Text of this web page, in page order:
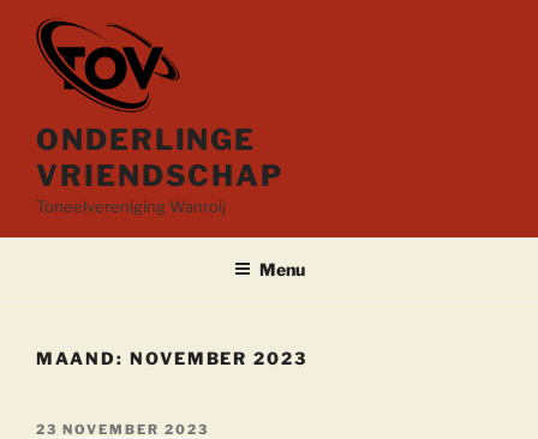
ONDERLINGE
VRIENDSCHAP
Toneelvereniging Wanroij
Menu
MAAND: NOVEMBER 2023
GEPLAATST
23 NOVEMBER 2023